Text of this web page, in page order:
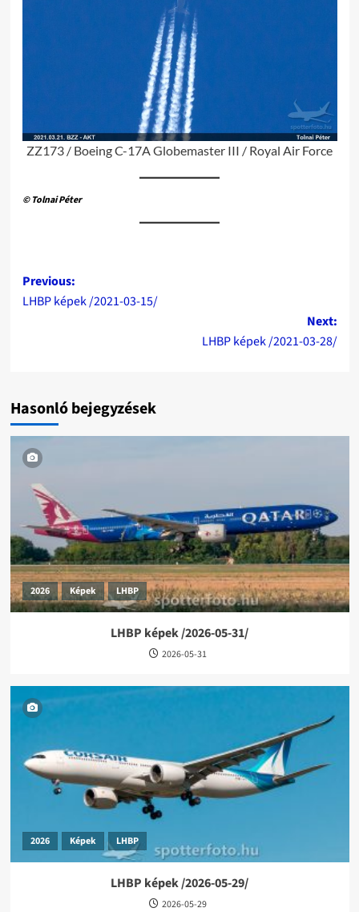
ZZ173 / Boeing C-17A Globemaster III / Royal Air Force
© Tolnai Péter
Post
navigation
Previous:
LHBP képek /2021-03-15/
Next:
LHBP képek /2021-03-28/
Hasonló bejegyzések
2026 Képek LHBP
LHBP képek /2026-05-31/
2026-05-31
2026 Képek LHBP
LHBP képek /2026-05-29/
2026-05-29